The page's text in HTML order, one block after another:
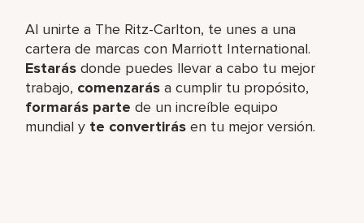
Al unirte a The Ritz-Carlton, te unes a una
cartera de marcas con Marriott International.
Estarás donde puedes llevar a cabo tu mejor
trabajo, comenzarás a cumplir tu propósito,
formarás parte de un increíble equipo
mundial y te convertirás en tu mejor versión.